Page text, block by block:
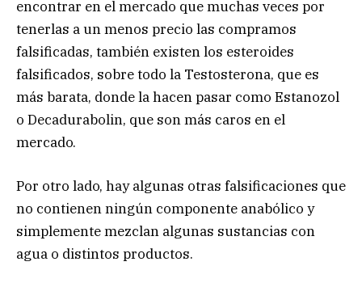
encontrar en el mercado que muchas veces por
tenerlas a un menos precio las compramos
falsificadas, también existen los esteroides
falsificados, sobre todo la Testosterona, que es
más barata, donde la hacen pasar como Estanozol
o Decadurabolin, que son más caros en el
mercado.
Por otro lado, hay algunas otras falsificaciones que
no contienen ningún componente anabólico y
simplemente mezclan algunas sustancias con
agua o distintos productos.